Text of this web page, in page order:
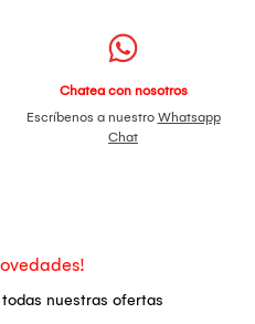
Chatea con nosotros
Escríbenos a nuestro Whatsapp
Chat
nuestras ofertas